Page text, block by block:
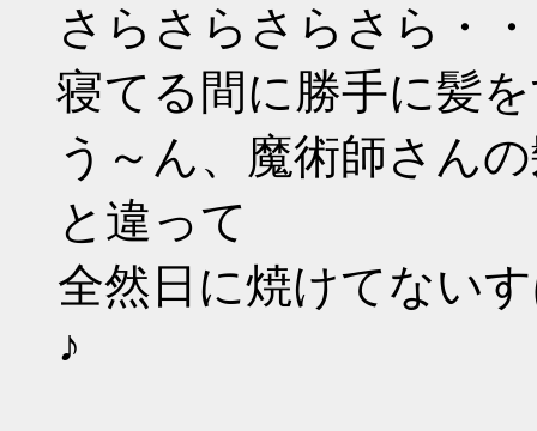
さらさらさらさら・
寝てる間に勝手に髪
う～ん、魔術師さん
と違って
全然日に焼けてない
♪